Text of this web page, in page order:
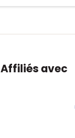
Affiliés avec